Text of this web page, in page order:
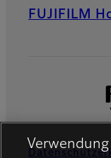
FUJIFILM
Verwendung